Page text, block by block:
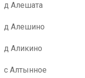
д Алешата
д Алешино
д Аликино
с Алтынное